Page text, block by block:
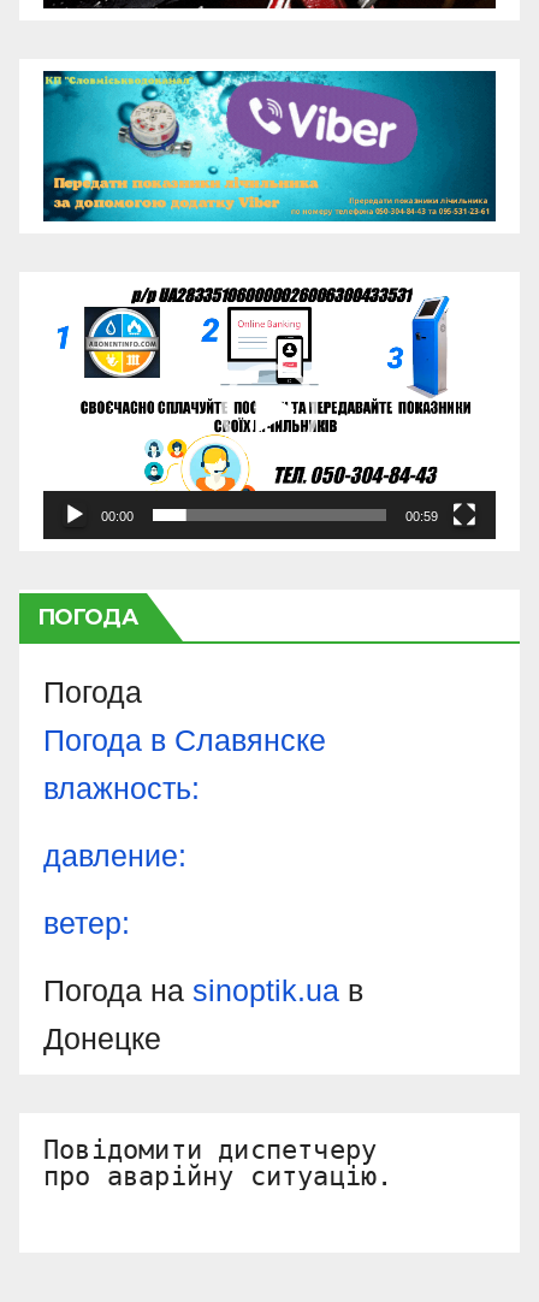
Відеопрогравач
00:00 00:59
ПОГОДА
Погода
Погода в Славянске
влажность:
давление:
ветер:
Погода на sinoptik.ua в
Донецке
Повідомити диспетчеру
про аварійну ситуацію.